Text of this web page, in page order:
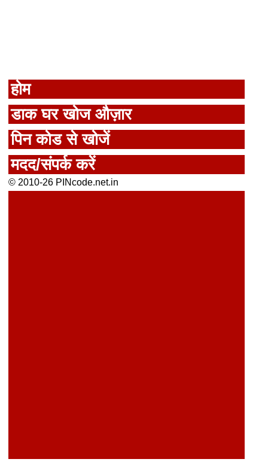
होम
डाक घर खोज औज़ार
पिन कोड से खोजें
मदद/संपर्क करें
© 2010-26 PINcode.net.in